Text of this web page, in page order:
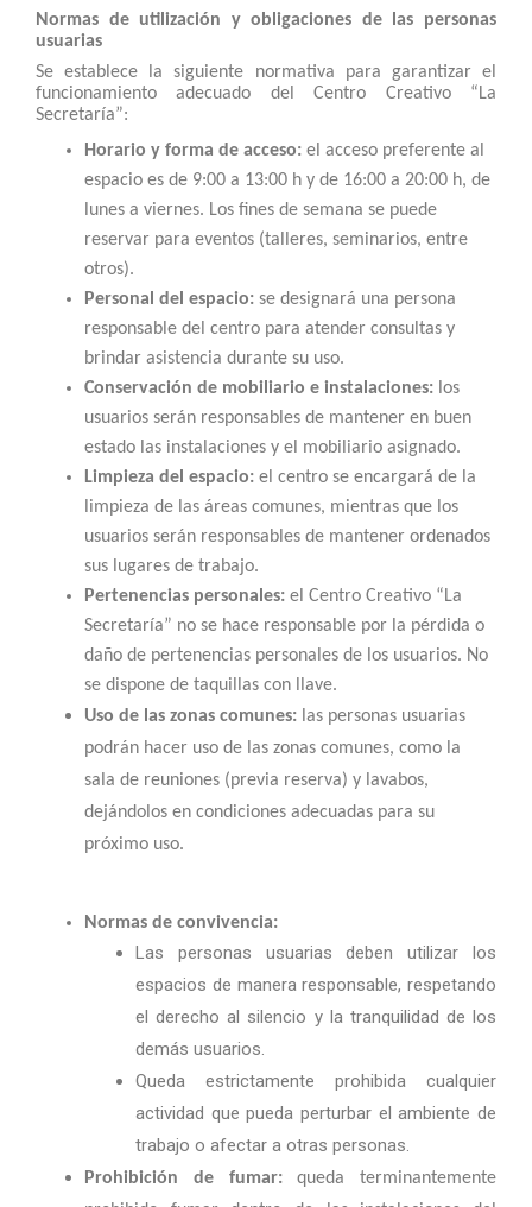
Normas de utilización y obligaciones de las personas
usuarias
Se establece la siguiente normativa para garantizar el
funcionamiento adecuado del Centro Creativo “La
Secretaría”:
Horario y forma de acceso: el acceso preferente al
espacio es de 9:00 a 13:00 h y de 16:00 a 20:00 h, de
lunes a viernes. Los fines de semana se puede
reservar para eventos (talleres, seminarios, entre
otros).
Personal del espacio:se designará una persona
responsable del centro para atender consultas y
brindar asistencia durante su uso.
Conservación de mobiliario e instalaciones: los
usuarios serán responsables de mantener en buen
estado las instalaciones y el mobiliario asignado.
Limpieza del espacio: el centro se encargará de la
limpieza de las áreas comunes, mientras que los
usuarios serán responsables de mantener ordenados
sus lugares de trabajo.
Pertenencias personales: el Centro Creativo “La
Secretaría” no se hace responsable por la pérdida o
daño de pertenencias personales de los usuarios. No
se dispone de taquillas con llave.
Uso de las zonas comunes: las personas usuarias
podrán hacer uso de las zonas comunes, como la
sala de reuniones (previa reserva) y lavabos,
dejándolos en condiciones adecuadas para su
próximo uso.
Normas de convivencia:
Las personas usuarias deben utilizar los
espacios de manera responsable, respetando
el derecho al silencio y la tranquilidad de los
demás usuarios.
Queda estrictamente prohibida cualquier
actividad que pueda perturbar el ambiente de
trabajo o afectar a otras personas.
Prohibición de fumar:queda terminantemente